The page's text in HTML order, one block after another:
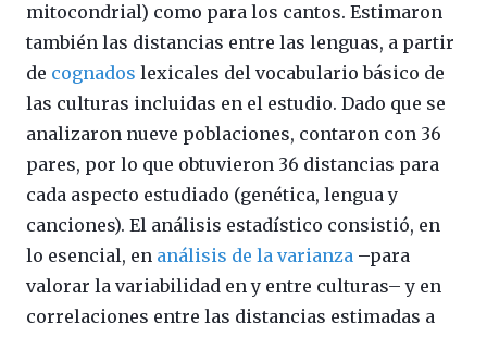
mitocondrial) como para los cantos. Estimaron
también las distancias entre las lenguas, a partir
de cognados lexicales del vocabulario básico de
las culturas incluidas en el estudio. Dado que se
analizaron nueve poblaciones, contaron con 36
pares, por lo que obtuvieron 36 distancias para
cada aspecto estudiado (genética, lengua y
canciones). El análisis estadístico consistió, en
lo esencial, en análisis de la varianza –para
valorar la variabilidad en y entre culturas– y en
correlaciones entre las distancias estimadas a